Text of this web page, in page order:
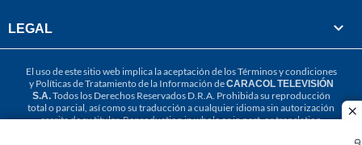
LEGAL
El uso de este sitio web implica la aceptación de losTérminos y condiciones
y Políticas de Tratamiento de la Información deCARACOL TELEVISIÓN
S.A.Todos los Derechos Reservados D.R.A. Prohibida su reproducción
total o parcial, así como su traducción a cualquier idioma sin autorización
escrita de su titular. Reproduction in whole or in part, or translation